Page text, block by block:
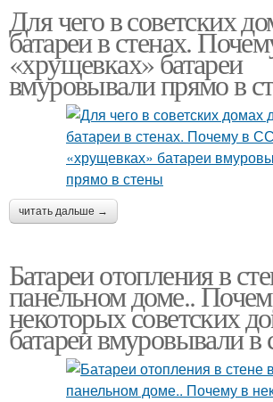
Для чего в советских
батареи в стенах.
«хрущевках» батареи
вмуровывали прямо в
читать дальше →
Батареи отопления в
панельном доме..
некоторых советских
батареи вмуровывали в